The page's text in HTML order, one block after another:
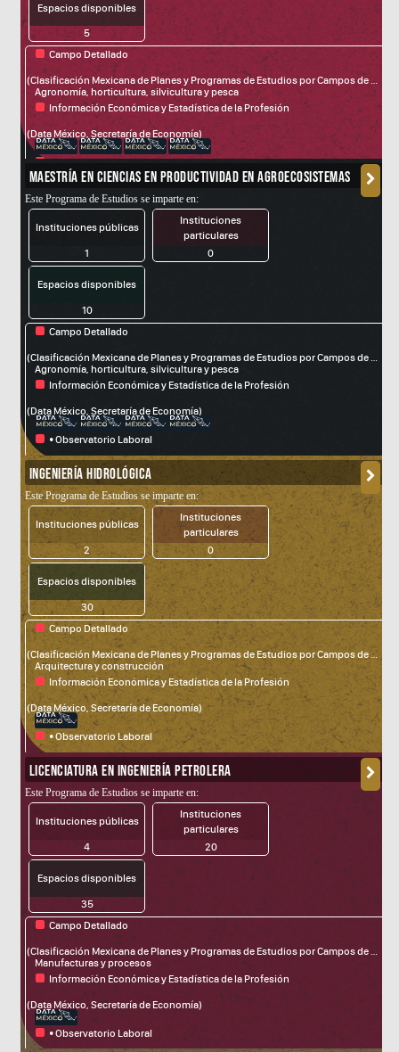
Espacios disponibles
5
Campo Detallado
(Clasificación Mexicana de Planes y Programas de Estudios por Campos de Formación Académica)
Agronomía, horticultura, silvicultura y pesca
Información Económica y Estadística de la Profesión
(Data México, Secretaría de Economía)
• Observatorio Laboral
fdsa
MAESTRÍA EN CIENCIAS EN PRODUCTIVIDAD EN AGROECOSISTEMAS
Este Programa de Estudios se imparte en:
Instituciones públicas
1
Instituciones
particulares
0
Espacios disponibles
10
Campo Detallado
(Clasificación Mexicana de Planes y Programas de Estudios por Campos de Formación Académica)
Agronomía, horticultura, silvicultura y pesca
Información Económica y Estadística de la Profesión
(Data México, Secretaría de Economía)
• Observatorio Laboral
(Servicio Nacional del Empleo, STyPS)
fdsa
INGENIERÍA HIDROLÓGICA
Este Programa de Estudios se imparte en:
Instituciones públicas
2
Instituciones
particulares
0
Espacios disponibles
30
Campo Detallado
(Clasificación Mexicana de Planes y Programas de Estudios por Campos de Formación Académica)
Arquitectura y construcción
Información Económica y Estadística de la Profesión
(Data México, Secretaría de Economía)
• Observatorio Laboral
(Servicio Nacional del Empleo, STyPS)
fdsa
LICENCIATURA EN INGENIERÍA PETROLERA
Este Programa de Estudios se imparte en:
Instituciones públicas
4
Instituciones
particulares
20
Espacios disponibles
35
Campo Detallado
(Clasificación Mexicana de Planes y Programas de Estudios por Campos de Formación Académica)
Manufacturas y procesos
Información Económica y Estadística de la Profesión
(Data México, Secretaría de Economía)
• Observatorio Laboral
fdsa